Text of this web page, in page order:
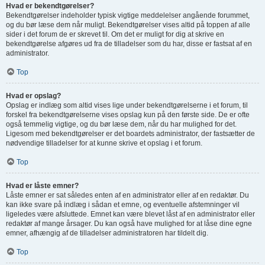
Hvad er bekendtgørelser?
Bekendtgørelser indeholder typisk vigtige meddelelser angående forummet,
og du bør læse dem når muligt. Bekendtgørelser vises altid på toppen af alle
sider i det forum de er skrevet til. Om det er muligt for dig at skrive en
bekendtgørelse afgøres ud fra de tilladelser som du har, disse er fastsat af en
administrator.
Top
Hvad er opslag?
Opslag er indlæg som altid vises lige under bekendtgørelserne i et forum, til
forskel fra bekendtgørelserne vises opslag kun på den første side. De er ofte
også temmelig vigtige, og du bør læse dem, når du har mulighed for det.
Ligesom med bekendtgørelser er det boardets administrator, der fastsætter de
nødvendige tilladelser for at kunne skrive et opslag i et forum.
Top
Hvad er låste emner?
Låste emner er sat således enten af en administrator eller af en redaktør. Du
kan ikke svare på indlæg i sådan et emne, og eventuelle afstemninger vil
ligeledes være afsluttede. Emnet kan være blevet låst af en administrator eller
redaktør af mange årsager. Du kan også have mulighed for at låse dine egne
emner, afhængig af de tilladelser administratoren har tildelt dig.
Top